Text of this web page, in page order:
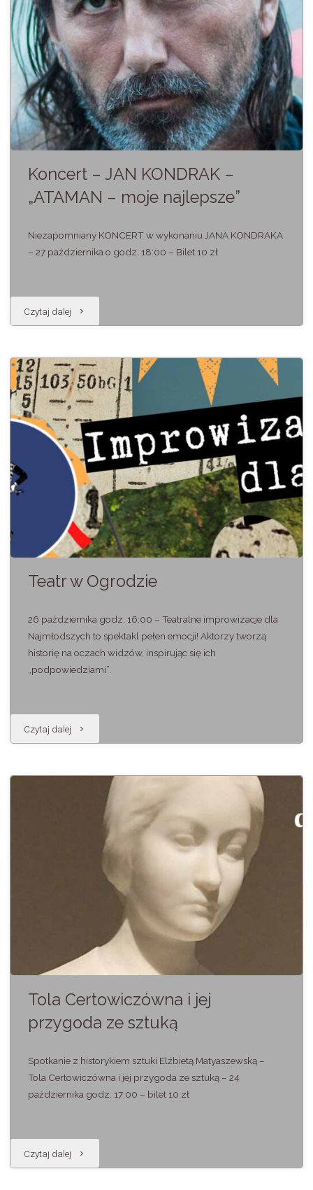
Koncert – JAN KONDRAK –
„ATAMAN – moje najlepsze”
Niezapomniany KONCERT w wykonaniu JANA KONDRAKA
– 27 października o godz. 18:00 – Bilet 10 zł
Czytaj dalej "Koncert
JAN
KONDRAK
–
„ATAMAN
–
moje
najlepsze”"
Teatr w Ogrodzie
26 października godz. 16:00 – Teatralne improwizacje dla
Najmłodszych to spektakl pełen emocji! Aktorzy tworzą
historię na oczach widzów, inspirując się ich
„podpowiedziami”.
Czytaj dalej "Teatr
Ogrodzie"
Tola Certowiczówna i jej
przygoda ze sztuką
Spotkanie z historykiem sztuki Elżbietą Matyaszewską –
Tola Certowiczówna i jej przygoda ze sztuką – 24
października godz. 17:00 – bilet 10 zł
Czytaj dalej "Tola